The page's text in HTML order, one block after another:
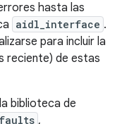
hasta las
aidl_interface .
para incluir la
reciente) de estas
biblioteca de
,